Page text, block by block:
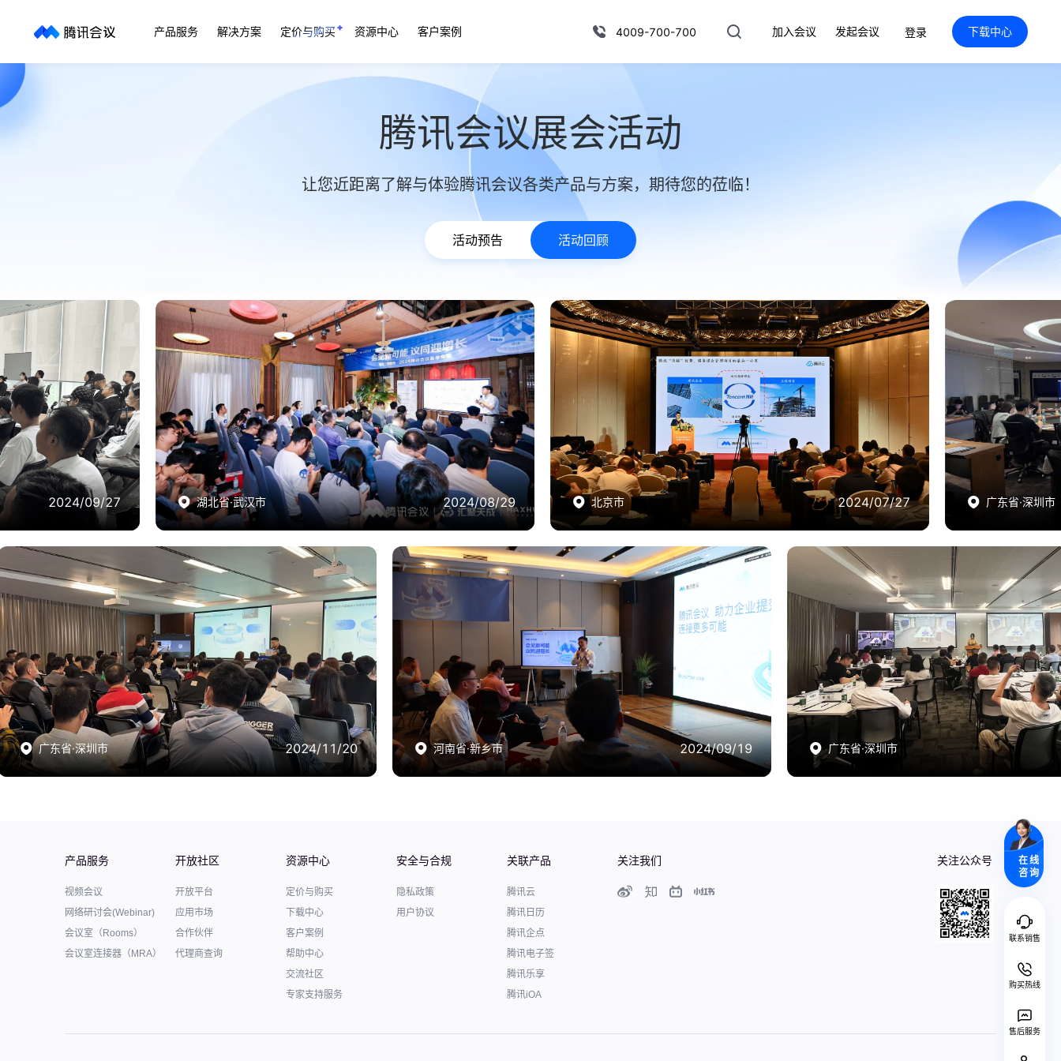
产品服务 解决方案 定价与购买 资源中心 客户案例 4009-700-700 加入会议 发起会议 登录 下载中心
在线
咨询
联系销售
购买热线
售后服务
腾讯会议展会活动
让您近距离了解与体验腾讯会议各类产品与方案，期待您的莅临！
活动预告 活动回顾
会
请35+嘉宾共同参
。活动期间，与会嘉
实践等内容，现场还
场嘉宾深入体验智能
2024/09/27
2024/09/27
综合
效友会-汇聚天成-腾讯会议产品推介会
此次活动由腾讯会议联合伙伴汇聚天成共同举办，邀请70+与会嘉宾
深入交流腾讯会议远程协作解决方案，并现场演示如何通过AI小助
手、智能录制等重点功能来有效提升会议协作，更好地助力企业会议
信息资产高效利用，以及帮助企业精准决策和项目落地。
湖北省·武汉市 2024/08/29
湖北省·武汉市 2024/08/29
综合
2024年央国企CIO及数科公司大会
腾讯会议参与央国企CIO及数科公司峰会，中石化、中国物流集团等
100+央国企代表参加，针对于央国企关注的安全、系统集成等需求，
腾讯会议现场分享央国企解决方案和案例实践，包括混合云部署方
案、系统开放融合能力及分级分权的管理方案，助力企业降本提质增
效。
北京市 2024/07/27
北京市 2024/07/27
效友会-神州
此活动由腾讯会议
企业走进腾讯，参
腾讯会议Rooms、
方案。
广东省·深圳市
广东省·深圳市
综合
效友会-微盛-腾讯会议产品推介会
腾讯会议联合伙伴微盛共同举办走进腾讯活动，邀请深圳阳光医院等
70余家企业代表参观腾讯数字化展厅，了解腾讯会议远程协作解决方
案以及AI小助手、智能录制等智能化能力。
广东省·深圳市 2024/11/20
广东省·深圳市 2024/11/20
综合
效友会-云视讯-腾讯会议产品推介会
此次活动由腾讯会议联合伙伴云视讯共同举办，邀请50+与会嘉宾深
入交流，面向河南新乡企业分享企业办公协作方案和实践经验，现场
远程演示腾讯会议天籁降噪能力，以及介绍AI小助手、智能录制等智
能化能力如何有效帮助企业提升会议协作体验，助力企业降本提质增
效等内容。
河南省·新乡市 2024/09/19
河南省·新乡市 2024/09/19
效友会-智云通-腾讯会议分享会
腾讯会议联合伙伴智云通和四川企业家商会共同举办
邀请联建光电，蓝普视讯等40余家客户参观腾讯数字
流腾讯会议远程协作解决方案，现场体验便捷入会协
本增效和数字化转型。
广东省·深圳市
广东省·深圳市
产品服务
视频会议
网络研讨会(Webinar)
会议室（Rooms）
会议室连接器（MRA）
开放社区
开放平台
应用市场
合作伙伴
代理商查询
资源中心
定价与购买
下载中心
客户案例
帮助中心
交流社区
专家支持服务
安全与合规
隐私政策
用户协议
关联产品
腾讯云
腾讯日历
腾讯企点
腾讯电子签
腾讯乐享
腾讯iOA
关注我们 关注公众号